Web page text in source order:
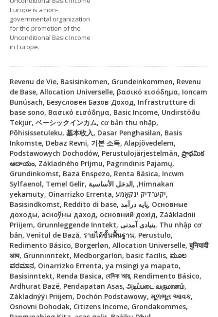
Europe is a non-
governmental organization
for the promotion of the
Unconditional Basic Income
in Europe.
Revenu de Vie, Basisinkomen, Grundeinkommen, Revenu
de Base, Allocation Universelle, βασικό εισόδημα, Ioncam
Bunúsach, Безусловен Базов Доход, Infrastrutture di
base sono, Βασικό εισόδημα, Basic Income, Undirstöðu
Tekjur, ベーシックインカム, cơ bản thu nhập,
Põhisissetuleku, 基本收入, Dasar Penghasilan, Basis
Inkomste, Debaz Revni, 기본 소득, Alapjövedelem,
Podstawowych Dochodów, Perustulojärjestelmän, ప్రాథమిక
ఆదాయం, Základného Príjmu, Pagrindinis Pajamų,
Grundinkomst, Baza Enspezo, Renta Básica, Incwm
Sylfaenol, Temel Gelir, الدخل الأساسية, ,Himnakan
yekamuty, Oinarrizko Errenta, יקערדיק ינקאָמע,
Basisindkomst, Reddito di base, پایه درآمد, Основные
доходы, асноўны даход, основний дохід, Záákladnii
Priijem, Grunnleggende Inntekt, بنیادی آمدنی, Thu nhập cơ
bản, Venitul de Bază, รายได้ขั้นพื้นฐาน, Perustulo,
Redimento Básico, Borgerløn, Allocation Universelle, बुनियादी
आय, Grunninntekt, Medborgarlön, basic facilis, ಮೂಲ
ವರಮಾನ, Oinarrizko Errenta, ya msingi ya mapato,
Basisinntekt, Renda Basica, বেসিক আয়, Rendimento Básico,
Ardhurat Bazë, Pendapatan Asas, அடிப்படை வருமானம்,
Základnýýi Priijem, Dochón Podstawowy, મૂળભૂત આવક,
Osnovni Dohodak, Citizens Income, Grondakommes,